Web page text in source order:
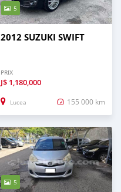
5
2012 SUZUKI SWIFT
PRIX
J$ 1,180,000
Lucea 155 000 km
5